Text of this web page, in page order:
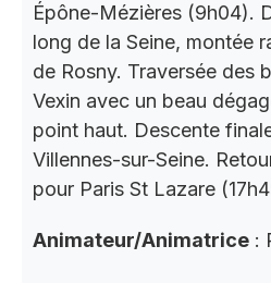
Épône-Mézières (9h04).
long de la Seine, montée
de Rosny. Traversée des
Vexin avec un beau
point haut. Descente
Villennes-sur-Seine.
pour Paris St Lazare
Animateur/Animatrice :